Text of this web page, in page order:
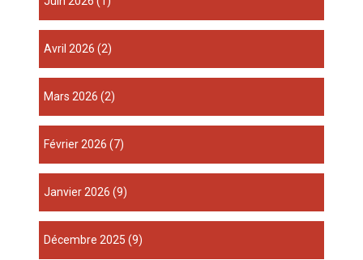
avril 2026 (2)
mars 2026 (2)
février 2026 (7)
janvier 2026 (9)
décembre 2025 (9)